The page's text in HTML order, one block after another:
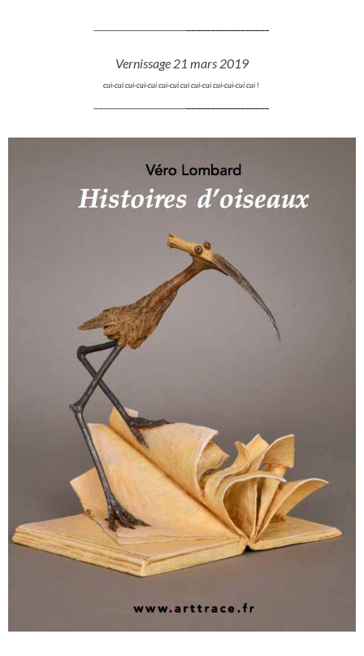
Vernissage 21 mars 2019
cui-cui cui-cui-cui cui-cui cui cui-cui cui-cui-cui cui !